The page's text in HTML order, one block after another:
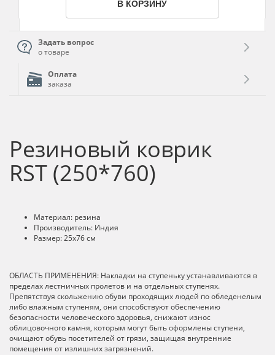
В КОРЗИНУ
Задать вопрос
о товаре
Оплата
заказа
Резиновый коврик
RST (250*760)
Материал: резина
Производитель: Индия
Размер: 25х76 см
ОБЛАСТЬ ПРИМЕНЕНИЯ: Накладки на ступеньку устанавливаются в
пределах лестничных пролетов и на отдельных ступенях.
Препятствуя скольжению обуви проходящих людей по обледенелым
либо влажным ступеням, они способствуют обеспечению
безопасности человеческого здоровья, снижают износ
облицовочного камня, которым могут быть оформлены ступени,
очищают обувь посетителей от грязи, защищая внутренние
помещения от излишних загрязнений.